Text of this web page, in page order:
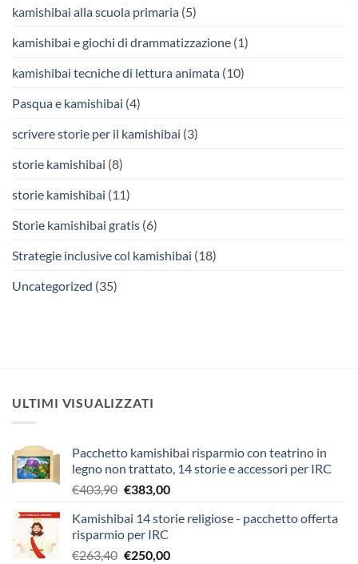
kamishibai alla scuola primaria (5)
kamishibai e giochi di drammatizzazione (1)
kamishibai tecniche di lettura animata (10)
Pasqua e kamishibai (4)
scrivere storie per il kamishibai (3)
storie kamishibai (8)
storie kamishibai (11)
Storie kamishibai gratis (6)
Strategie inclusive col kamishibai (18)
Uncategorized (35)
ULTIMI VISUALIZZATI
Pacchetto kamishibai risparmio con teatrino in
legno non trattato, 14 storie e accessori per IRC
€403,90 Il
originale
era:
€403,90.
€383,00Il
attuale
€383,00.
Kamishibai 14 storie religiose - pacchetto offerta
risparmio per IRC
€263,40 Il
€250,00Il